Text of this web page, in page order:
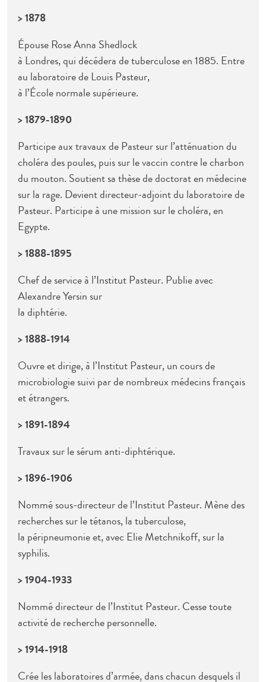
> 1878
Épouse Rose Anna Shedlock
à Londres, qui décédera de tuberculose en 1885. Entre
au laboratoire de Louis Pasteur,
à l’École normale supérieure.
> 1879-1890
Participe aux travaux de Pasteur sur l’atténuation du
choléra des poules, puis sur le vaccin contre le charbon
du mouton. Soutient sa thèse de doctorat en médecine
sur la rage. Devient directeur-adjoint du laboratoire de
Pasteur. Participe à une mission sur le choléra, en
Egypte.
> 1888-1895
Chef de service à l’Institut Pasteur. Publie avec
Alexandre Yersin sur
la diphtérie.
> 1888-1914
Ouvre et dirige, à l’Institut Pasteur, un cours de
microbiologie suivi par de nombreux médecins français
et étrangers.
> 1891-1894
Travaux sur le sérum anti-diphtérique.
> 1896-1906
Nommé sous-directeur de l’Institut Pasteur. Mène des
recherches sur le tétanos, la tuberculose,
la péripneumonie et, avec Elie Metchnikoff, sur la
syphilis.
> 1904-1933
Nommé directeur de l’Institut Pasteur. Cesse toute
activité de recherche personnelle.
> 1914-1918
Crée les laboratoires d’armée, dans chacun desquels il